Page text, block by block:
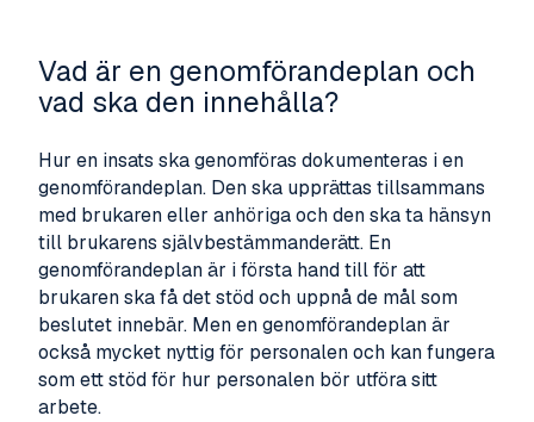
Vad är en genomförandeplan och
vad ska den innehålla?
Hur en insats ska genomföras dokumenteras i en
genomförandeplan. Den ska upprättas tillsammans
med brukaren eller anhöriga och den ska ta hänsyn
till brukarens självbestämmanderätt. En
genomförandeplan är i första hand till för att
brukaren ska få det stöd och uppnå de mål som
beslutet innebär. Men en genomförandeplan är
också mycket nyttig för personalen och kan fungera
som ett stöd för hur personalen bör utföra sitt
arbete.